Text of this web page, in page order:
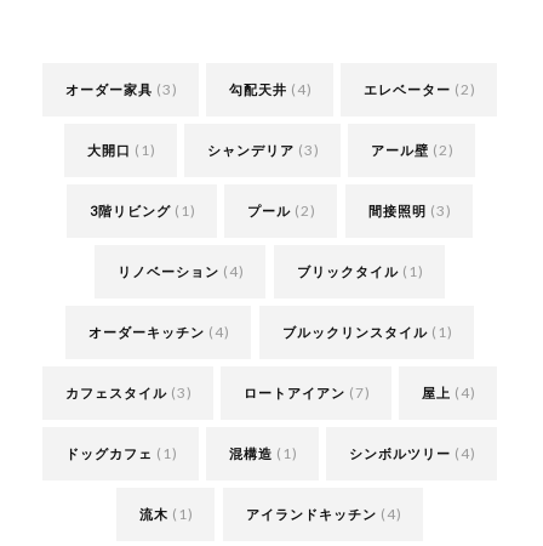
オーダー家具 (3) 勾配天井 (4) エレベーター (2)
大開口 (1) シャンデリア (3) アール壁 (2)
3階リビング (1) プール (2) 間接照明 (3)
リノベーション (4) ブリックタイル(1)
オーダーキッチン (4) ブルックリンスタイル(1)
カフェスタイル(3) ロートアイアン (7) 屋上 (4)
ドッグカフェ (1) 混構造 (1) シンボルツリー (4)
流木 (1) アイランドキッチン (4)